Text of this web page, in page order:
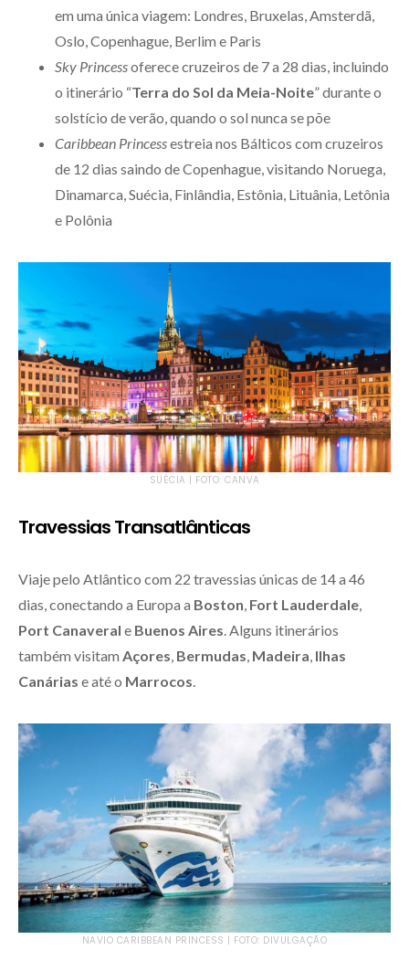
em uma única viagem: Londres, Bruxelas, Amsterdã,
Oslo, Copenhague, Berlim e Paris
Sky Princessoferece cruzeiros de 7 a 28 dias, incluindo
o itinerário “Terra do Sol da Meia-Noite” durante o
solstício de verão, quando o sol nunca se põe
Caribbean Princessestreia nos Bálticos com cruzeiros
de 12 dias saindo de Copenhague, visitando Noruega,
Dinamarca, Suécia, Finlândia, Estônia, Lituânia, Letônia
e Polônia
SUÉCIA | FOTO: CANVA
Travessias Transatlânticas
Viaje pelo Atlântico com 22 travessias únicas de 14 a 46
dias, conectando a Europa a Boston, Fort Lauderdale,
Port Canaveral e Buenos Aires. Alguns itinerários
também visitam Açores, Bermudas, Madeira, Ilhas
Canárias e até o Marrocos.
NAVIO CARIBBEAN PRINCESS | FOTO: DIVULGAÇÃO